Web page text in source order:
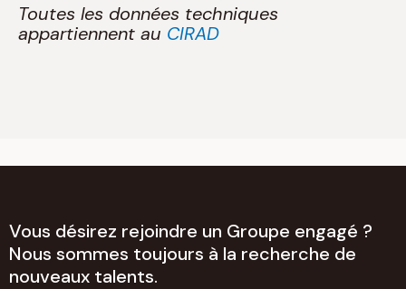
Toutes les données techniques
appartiennent au CIRAD
Vous désirez rejoindre un Groupe engagé ?
Nous sommes toujours à la recherche de
nouveaux talents.